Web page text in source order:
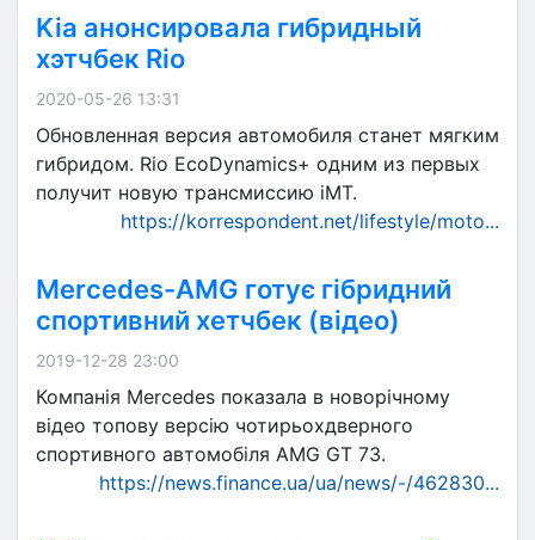
Kia анонсировала гибридный
хэтчбек Rio
2020-05-26 13:31
Обновленная версия автомобиля станет мягким
гибридом. Rio EcoDynamics+ одним из первых
получит новую трансмиссию iMT.
https://korrespondent.net/lifestyle/moto...
Mercedes-AMG готує гібридний
спортивний хетчбек (відео)
2019-12-28 23:00
Компанія Mercedes показала в новорічному
відео топову версію чотирьохдверного
спортивного автомобіля AMG GT 73.
https://news.finance.ua/ua/news/-/462830...